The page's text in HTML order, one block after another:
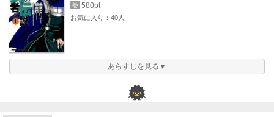
巻 580pt
お気に入り：40人
あらすじを見る▼